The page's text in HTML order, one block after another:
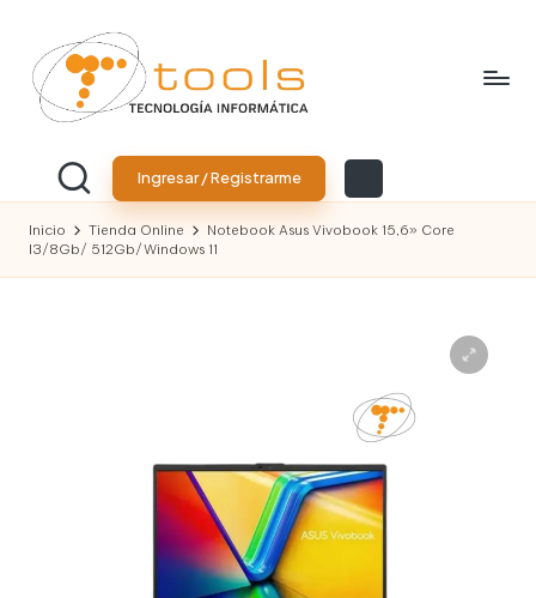
contenido
o
l
tienda
tecnología
Ingresar / Registrarme
Inicio Tienda Online
Notebook Asus Vivobook 15,6» Core
I3/8Gb/ 512Gb/Windows 11